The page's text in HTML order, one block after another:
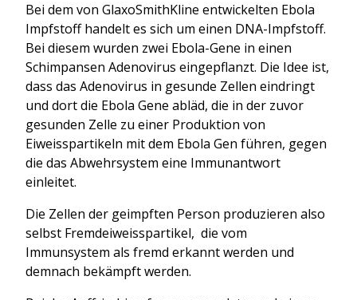
Bei dem von GlaxoSmithKline entwickelten Ebola
Impfstoff handelt es sich um einen DNA-Impfstoff.
Bei diesem wurden zwei Ebola-Gene in einen
Schimpansen Adenovirus eingepflanzt. Die Idee ist,
dass das Adenovirus in gesunde Zellen eindringt
und dort die Ebola Gene abläd, die in der zuvor
gesunden Zelle zu einer Produktion von
Eiweisspartikeln mit dem Ebola Gen führen, gegen
die das Abwehrsystem eine Immunantwort
einleitet.
Die Zellen der geimpften Person produzieren also
selbst Fremdeiweisspartikel, die vom
Immunsystem als fremd erkannt werden und
demnach bekämpft werden.